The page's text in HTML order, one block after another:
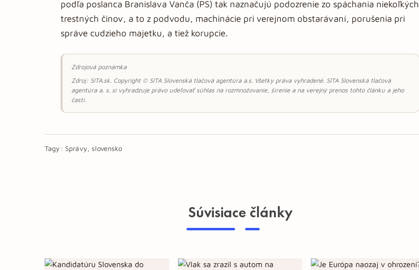
podľa poslanca Branislava Vanča (PS) tak naznačujú podozrenie zo spáchania niekoľkých
trestných činov, a to z podvodu, machinácie pri verejnom obstarávaní, porušenia pri
správe cudzieho majetku, a tiež korupcie.
Zdrojová poznámka
Zdroj: SITA.sk. Copyright © SITA Slovenská tlačová agentúra a.s. Všetky práva vyhradené. SITA Slovenská tlačová
agentúra a. s. si vyhradzuje právo udeľovať súhlas na rozmnožovanie, šírenie a na verejný prenos tohto článku a jeho
častí.
Tagy: Správy, slovensko
Súvisiace články